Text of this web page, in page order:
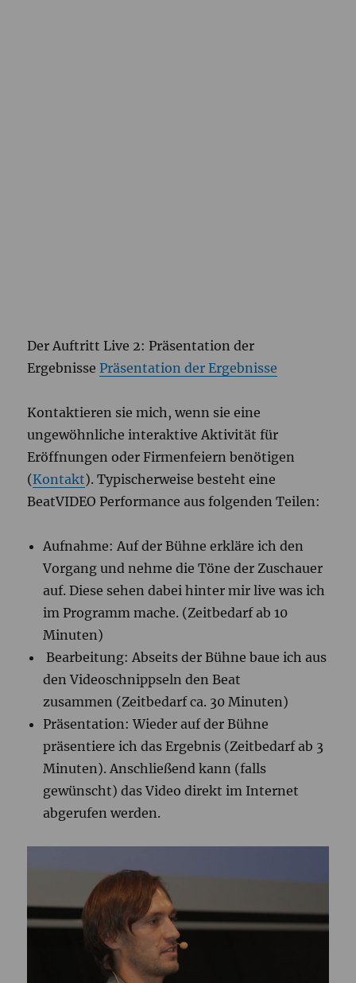
Der Auftritt Live 2: Präsentation der
ErgebnissePräsentation der Ergebnisse
Kontaktieren sie mich, wenn sie eine
ungewöhnliche interaktive Aktivität für
Eröffnungen oder Firmenfeiern benötigen
(Kontakt). Typischerweise besteht eine
BeatVIDEO Performance aus folgenden Teilen:
Aufnahme: Auf der Bühne erkläre ich den
Vorgang und nehme die Töne der Zuschauer
auf. Diese sehen dabei hinter mir live was ich
im Programm mache. (Zeitbedarf ab 10
Minuten)
Bearbeitung: Abseits der Bühne baue ich aus
den Videoschnippseln den Beat
zusammen (Zeitbedarf ca. 30 Minuten)
Präsentation: Wieder auf der Bühne
präsentiere ich das Ergebnis (Zeitbedarf ab 3
Minuten). Anschließend kann (falls
gewünscht) das Video direkt im Internet
abgerufen werden.